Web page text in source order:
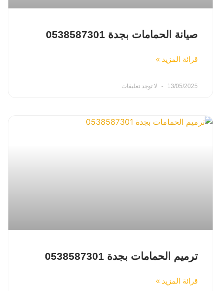
صيانة الحمامات بجدة 0538587301
قرائة المزيد »
13/05/2025 لا توجد تعليقات
ترميم الحمامات بجدة 0538587301
قرائة المزيد »